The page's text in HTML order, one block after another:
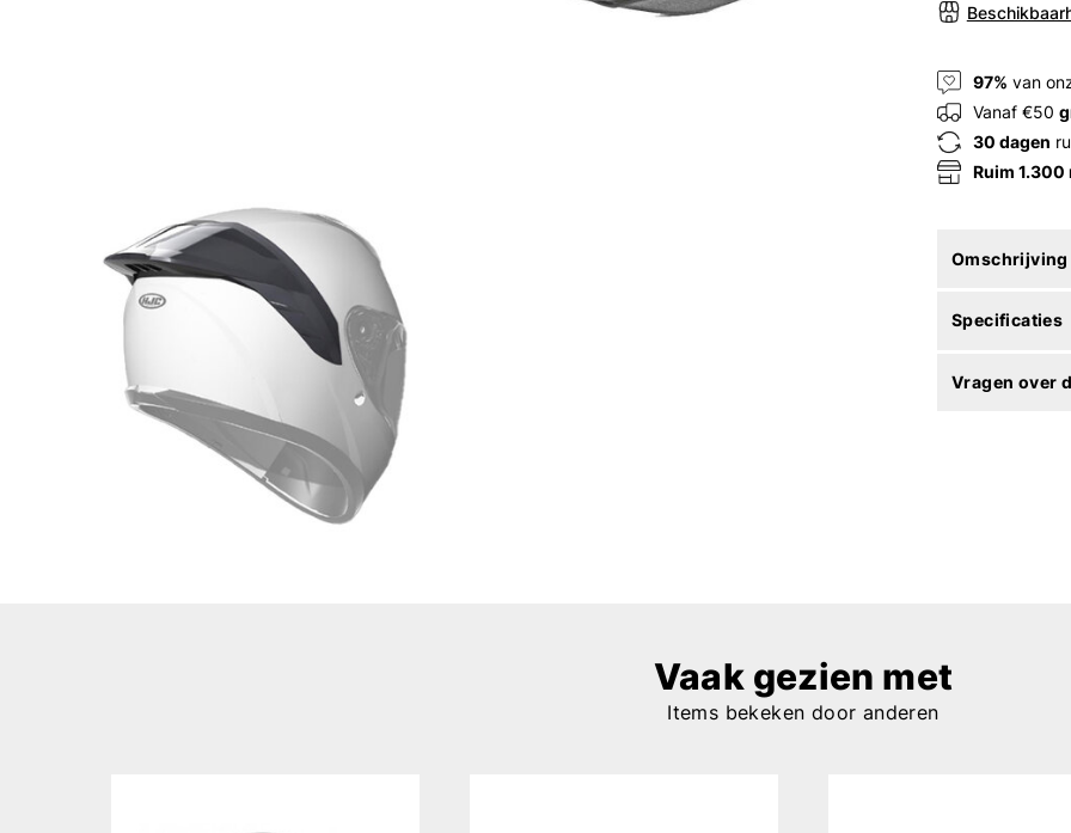
97% van
Vanaf €50
30 dagen
Ruim 1.300
Omschrijving
Specificaties
Vragen over
Vaak gezien met
Items bekeken door anderen